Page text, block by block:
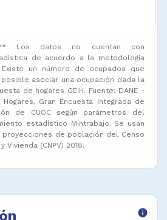
Los datos no cuentan con
de acuerdo a la metodología
Existe un número de ocupados que
asociar una ocupación dada la
de hogares GEIH. Fuente: DANE -
Gran Encuesta Integrada de
de CUOC según parámetros del
estadístico Mintrabajo. Se usan
de población del Censo
Vivienda (CNPV) 2018.
info